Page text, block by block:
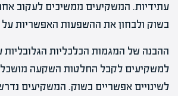
עתידיות. המשקיעים ממשיכים לעקוב
בשוק ולבחון את ההשפעות האפשריות
ההבנה של המגמות הכלכליות הגלובליות
למשקיעים לקבל החלטות השקעה
לשינויים אפשריים בשוק. המשקיעים